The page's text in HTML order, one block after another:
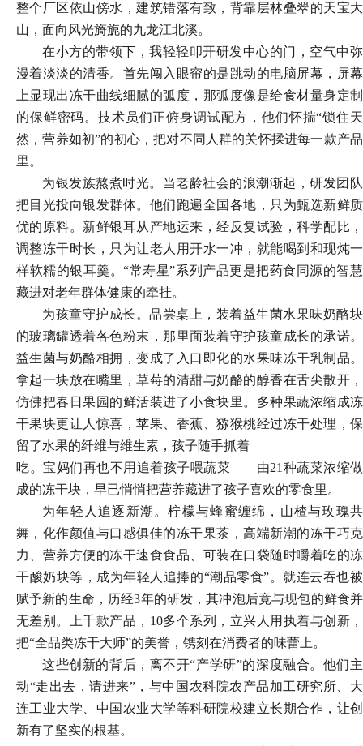
整个厂区依山傍水，建筑错落有致，背靠层林叠翠的天宝大
山，面向风光旖旎的九龙江北溪。
在小方的带领下，我轻轻叩开研发中心的门，空气中弥
漫着淡淡的清香。首先闯入眼帘的是跳动的电脑屏幕，屏幕
上显现出冻干曲线细腻的弧度，那弧度像是给食材量身定制
的保鲜密码。技术员们正俯身调试配方，他们怀揣“锁住天
然，营养如初”的初心，把对不同人群的关怀揉进每一款产品
里。
为银发族熬煮时光。当老龄社会的浪潮渐起，研发团队
把目光投向银发群体。他们跑遍全国各地，只为甄选新鲜质
优的原料。新鲜银耳从产地运来，经反复试验，科学配比，
调整冻干时长，只为让老人用开水一冲，就能喝到和现炖一
样软糯的银耳羹。“常寿星”系列产品更是把药食同源的智慧
藏进对老年群体健康的牵挂。
为孩童守护成长。品尝桌上，装着益生菌水果味奶酪块
的玻璃罐透着各色粉末，那里面装着守护孩童成长的承诺。
益生菌与奶酪相拥，变成了入口即化的水果味冻干乳制品。
拿起一块放在嘴里，草莓的清甜与奶酪的醇香在舌尖散开，
仿佛把春日果园的鲜活装进了小食块里。多种果蔬浓缩成冻
干果块更让人惊喜，苹果、香蕉、猕猴桃经过冻干处理，保
留了水果的纤维与维生素，孩子随手抓着
吃。宝妈们再也不用追着孩子喂蔬菜——由21种蔬菜浓缩做
成的冻干块，早已悄悄把营养藏进了孩子喜欢的零食里。
为年轻人追逐新潮。柠檬与蜂蜜缠绵，山楂与玫瑰共
舞，化作颜值与口感俱佳的冻干果茶，高端新潮的冻干巧克
力、营养方便的冻干速食食品、可装在口袋随时嚼着吃的冻
干酸奶块等，成为年轻人追捧的“潮品零食”。就连云吞也被
赋予新的生命，历经3年的研发，其冲泡后竟与现包的鲜食并
无差别。上千款产品，10多个系列，立兴人用执着与创新，
把“全品类冻干大师”的美誉，镌刻在消费者的味蕾上。
这些创新的背后，离不开“产学研”的深度融合。他们主
动“走出去，请进来”，与中国农科院农产品加工研究所、大
连工业大学、中国农业大学等科研院校建立长期合作，让创
新有了坚实的根基。